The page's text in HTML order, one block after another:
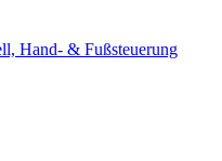
Hand- & Fußsteuerung